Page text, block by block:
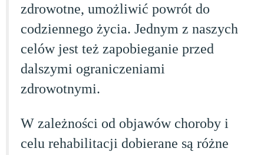
zdrowotne, umożliwić powrót do
codziennego życia. Jednym z naszych
celów jest też zapobieganie przed
dalszymi ograniczeniami
zdrowotnymi.
W zależności od objawów choroby i
celu rehabilitacji dobierane są różne